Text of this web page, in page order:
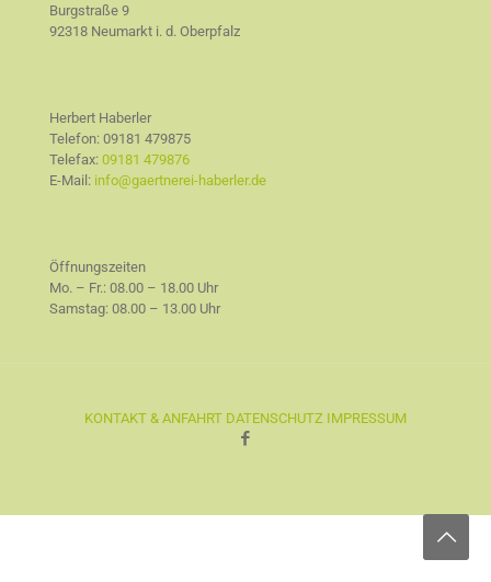
Burgstraße 9
92318 Neumarkt i. d. Oberpfalz
Herbert Haberler
Telefon: 09181 479875
Telefax: 09181 479876
E-Mail: info@gaertnerei-haberler.de
Öffnungszeiten
Mo. – Fr.: 08.00 – 18.00 Uhr
Samstag: 08.00 – 13.00 Uhr
KONTAKT & ANFAHRT DATENSCHUTZ IMPRESSUM